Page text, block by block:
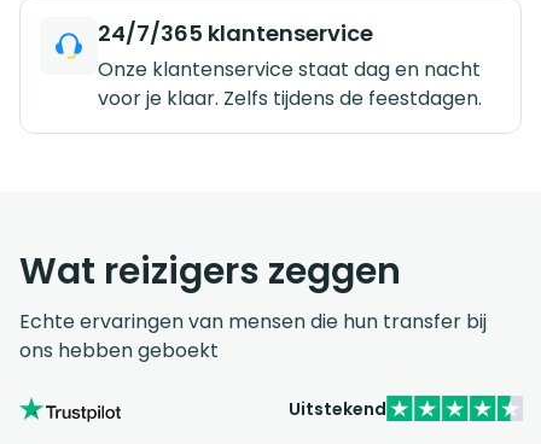
24/7/365 klantenservice
Onze klantenservice staat dag en nacht
voor je klaar. Zelfs tijdens de feestdagen.
Wat reizigers zeggen
Echte ervaringen van mensen die hun transfer bij
ons hebben geboekt
Uitstekend